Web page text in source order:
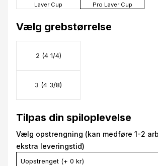
Laver Cup Pro Laver Cup
Vælg grebstørrelse
2 (4 1/4)
3 (4 3/8)
Tilpas din spiloplevelse
Vælg opstrengning (kan medføre 1-2
ekstra leveringstid)
Uopstrenget (+ 0 kr)